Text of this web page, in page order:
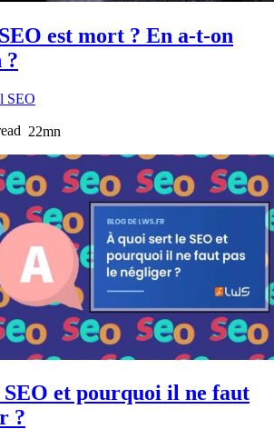
est mort ? En a-t-on
?
SEO
22mn
et pourquoi il ne faut
?